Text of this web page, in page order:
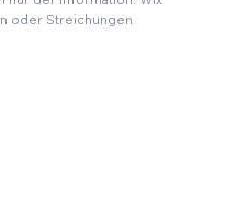
oder Streichungen